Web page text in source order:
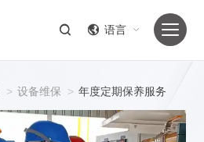
语言
> 设备维保 > 年度定期保养服务